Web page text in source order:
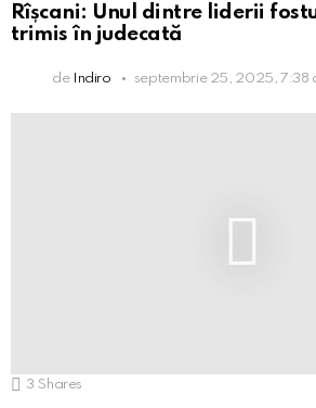
Rîșcani: Unul dintre liderii
trimis în judecată
de Indiro septembrie 25, 2025, 7:38
3 Shares